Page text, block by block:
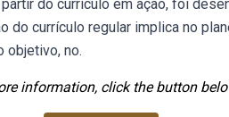
do currículo em ação, foi
do currículo regular implica no
objetivo, no.
information, click the button